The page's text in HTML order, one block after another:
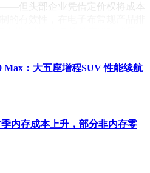
但头部企业凭借定价权将成本
排产达4个月的供应紧张背景
证。普通PCB材料的超预期涨
产能的挤压效应。这种结构性
量，相关PCB企业的业绩存在
出，5月下旬已有PCB厂商对非
月将引发全行业涨价潮，涨幅可
Max：大五座增程SUV 性能续航
内存成本上升，部分非内存零